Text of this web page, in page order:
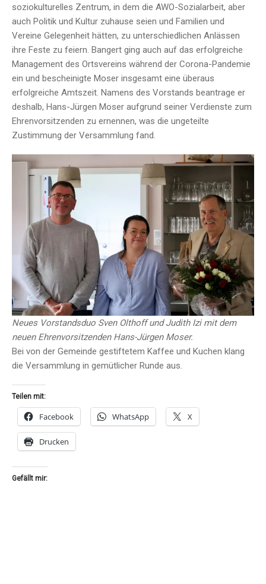
soziokulturelles Zentrum, in dem die AWO-Sozialarbeit, aber
auch Politik und Kultur zuhause seien und Familien und
Vereine Gelegenheit hätten, zu unterschiedlichen Anlässen
ihre Feste zu feiern. Bangert ging auch auf das erfolgreiche
Management des Ortsvereins während der Corona-Pandemie
ein und bescheinigte Moser insgesamt eine überaus
erfolgreiche Amtszeit. Namens des Vorstands beantrage er
deshalb, Hans-Jürgen Moser aufgrund seiner Verdienste zum
Ehrenvorsitzenden zu ernennen, was die ungeteilte
Zustimmung der Versammlung fand.
Neues Vorstandsduo Sven Olthoff und Judith Izi mit dem
neuen Ehrenvorsitzenden Hans-Jürgen Moser.
Bei von der Gemeinde gestiftetem Kaffee und Kuchen klang
die Versammlung in gemütlicher Runde aus.
Teilen mit:
Facebook WhatsApp X
Drucken
Gefällt mir: